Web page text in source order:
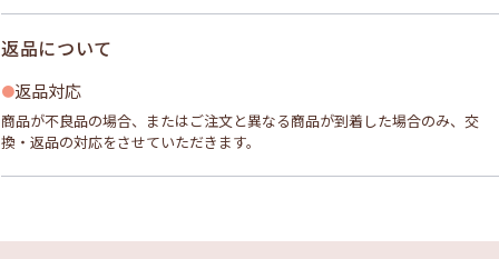
返品について
返品対応
商品が不良品の場合、またはご注文と異なる商品が到着した場合のみ、交
換・返品の対応をさせていただきます。